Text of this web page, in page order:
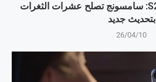
جالكسي S25، S24، S23: سامسونج تصلح عشرات الثغرات
بتحديث جديد
26/04/10